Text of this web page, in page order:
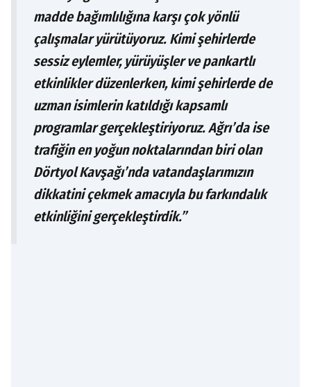
madde bağımlılığına karşı çok yönlü
çalışmalar yürütüyoruz. Kimi şehirlerde
sessiz eylemler, yürüyüşler ve pankartlı
etkinlikler düzenlerken, kimi şehirlerde de
uzman isimlerin katıldığı kapsamlı
programlar gerçekleştiriyoruz. Ağrı’da ise
trafiğin en yoğun noktalarından biri olan
Dörtyol Kavşağı’nda vatandaşlarımızın
dikkatini çekmek amacıyla bu farkındalık
etkinliğini gerçekleştirdik.”